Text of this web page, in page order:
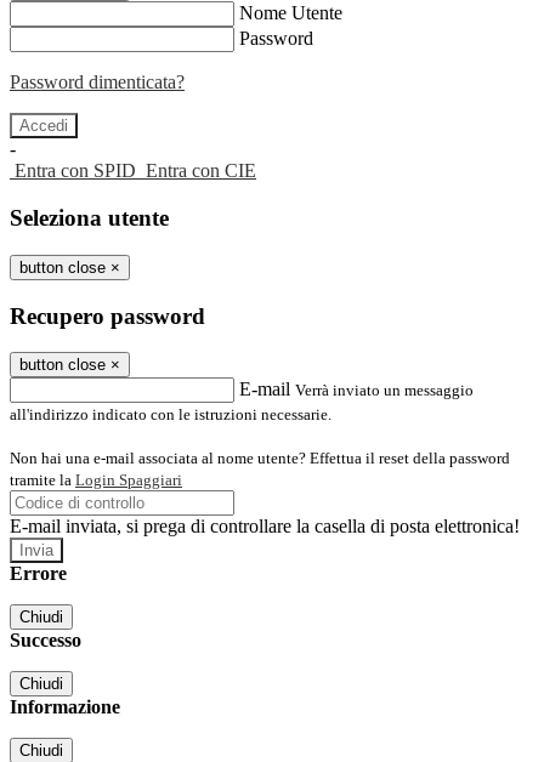
Nome Utente
Password
Password dimenticata?
-
Entra con SPID Entra con CIE
Seleziona utente
button close ×
Recupero password
button close ×
E-mail Verrà inviato un messaggio
all'indirizzo indicato con le istruzioni necessarie.
Non hai una e-mail associata al nome utente? Effettua il reset della password
tramite la Login Spaggiari
E-mail inviata, si prega di controllare la casella di posta elettronica!
Errore
Chiudi
Successo
Chiudi
Informazione
Chiudi